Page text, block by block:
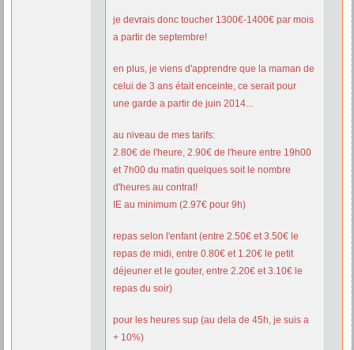
je devrais donc toucher 1300€-1400€ par mois
a partir de septembre!
en plus, je viens d'apprendre que la maman de
celui de 3 ans était enceinte, ce serait pour
une garde a partir de juin 2014...
au niveau de mes tarifs:
2.80€ de l'heure, 2.90€ de l'heure entre 19h00
et 7h00 du matin quelques soit le nombre
d'heures au contrat!
IE au minimum (2.97€ pour 9h)
repas selon l'enfant (entre 2.50€ et 3.50€ le
repas de midi, entre 0.80€ et 1.20€ le petit
déjeuner et le gouter, entre 2.20€ et 3.10€ le
repas du soir)
pour les heures sup (au dela de 45h, je suis a
+ 10%)